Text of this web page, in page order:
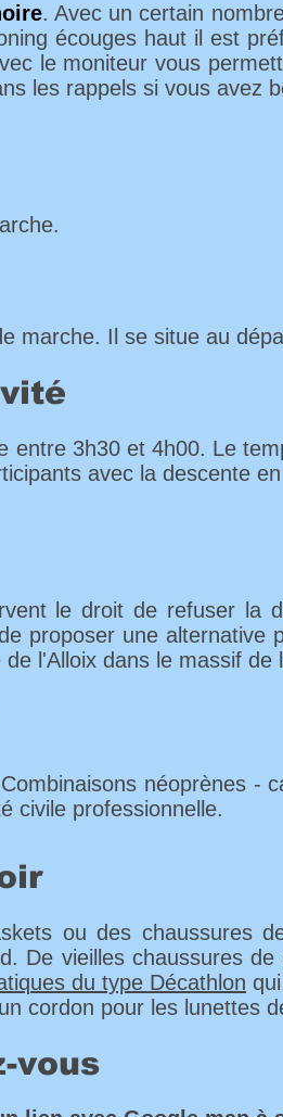
. Avec un certain
écouges haut il est
le moniteur vous
les rappels si vous avez
marche. Il se situe au
entre 3h30 et 4h00. Le
avec la descente
le droit de refuser
proposer une
l'Alloix dans le massif de
néoprènes -
civile professionnelle.
ou des chaussures
De vieilles chaussures
du type Décathlon
cordon pour les lunettes
vous